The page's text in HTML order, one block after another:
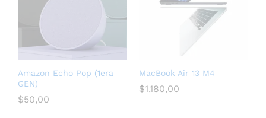
Amazon Echo Pop (1era
GEN)
$50,00
MacBook Air 13 M4
$1.180,00